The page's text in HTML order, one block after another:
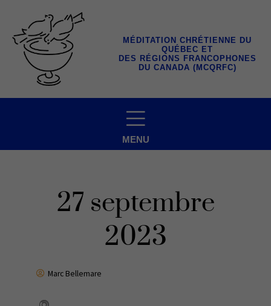
contenu
MÉDITATION CHRÉTIENNE DU
QUÉBEC ET
DES RÉGIONS FRANCOPHONES
DU CANADA (MCQRFC)
MENU
27 septembre
2023
Marc Bellemare